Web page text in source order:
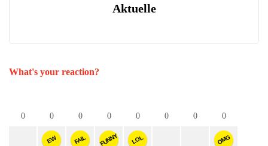
Aktuelle
What's your reaction?
0 0
EW
0
FAIL
0
FUNNY
0
LOL
0 0 0
OMG